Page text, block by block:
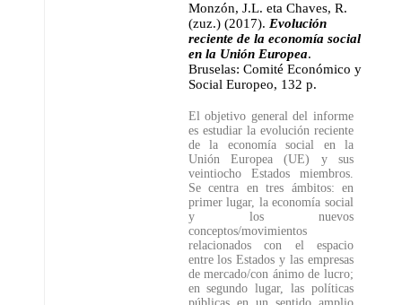
Monzón, J.L. eta Chaves, R.
(zuz.) (2017). Evolución
reciente de la economía social
en la Unión Europea.
Bruselas: Comité Económico y
Social Europeo, 132 p.
El objetivo general del informe
es estudiar la evolución reciente
de la economía social en la
Unión Europea (UE) y sus
veintiocho Estados miembros.
Se centra en tres ámbitos: en
primer lugar, la economía social
y los nuevos
conceptos/movimientos
relacionados con el espacio
entre los Estados y las empresas
de mercado/con ánimo de lucro;
en segundo lugar, las políticas